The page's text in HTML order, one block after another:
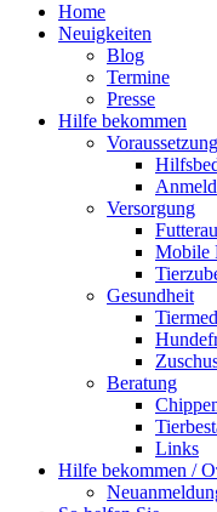
Home
Neuigkeiten
Blog
Termine
Presse
Hilfe bekommen
Versorgung
Mobile
Gesundheit
Beratung
Links
Hilfe bekommen /